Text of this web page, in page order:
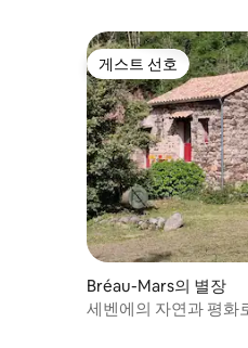
게스트 선호
게스트 선호
Bréau-Mars의 별장
세벤에의 자연과 평화